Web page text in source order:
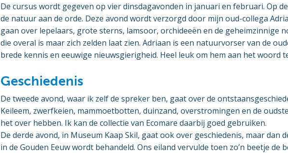
De cursus wordt gegeven op vier dinsdagavonden in januari en februari. Op
de natuur aan de orde. Deze avond wordt verzorgd door mijn oud-collega
gaan over lepelaars, grote sterns, lamsoor, orchideeën en de geheimzinnige
die overal is maar zich zelden laat zien. Adriaan is een natuurvorser van de
brede kennis en eeuwige nieuwsgierigheid. Heel leuk om hem aan het woord
Geschiedenis
De tweede avond, waar ik zelf de spreker ben, gaat over de
Keileem, zwerfkeien, mammoetbotten, duinzand, overstromingen en de
het over hebben. Ik kan de collectie van Ecomare daarbij goed gebruiken.
De derde avond, in Museum Kaap Skil, gaat ook over geschiedenis, maar dan
in de Gouden Eeuw wordt behandeld. Ons eiland vervulde toen zo’n beetje de